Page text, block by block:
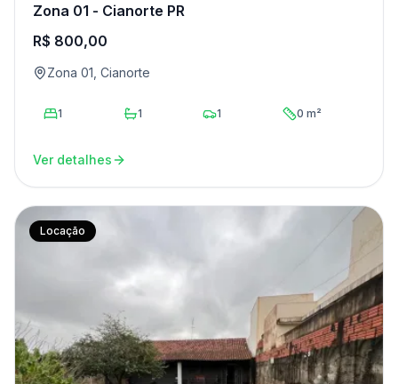
Zona 01 - Cianorte PR
R$ 800,00
Zona 01, Cianorte
1 1 1 0 m²
Ver detalhes
Locação